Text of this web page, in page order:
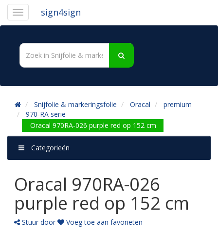
sign4sign
Snijfolie & markeringsfolie Oracal
premium
970-RA serie
Oracal 970RA-026 purple red op 152 cm
Categorieën
Oracal 970RA-026
purple red op 152 cm
Stuur door Voeg toe aan favorieten